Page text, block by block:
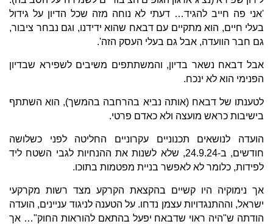
'אני פה חייב להגיד… דעתי לא נוחה מזה שכל הדיון על גידול
בעלי חיים, הוא מתקיים עם דבאח שהוא ידידנו, וגם נבחר ציבור,
גם חבר הוועדה, אבל גם בעלי העסק הזה'.
אבל דבאח נשאר בדיון, והמשתתפים משיבים לשפירא שבדיון
הפנימי הוא לא ינכח.
לטענתו של דבאח (אותה נביא בהרחבה בהמשך), הוא השתתף
בישיבות כראש מועצה ולא כאדם פרטי.
הועדה לנושאים תכנוניים עקרוניים החליטה לפני כשלושה
חודשים, ב-24.9.24, שלא לשנות את ההנחיות לגבי השטח ליד
לפידות, כלומר לא לאפשר בניית מפטמות בתוכו.
אך נימוקיה היו קשיים בהקצאת הקרקע מצד רשות מקרקעי
ישראל, וההתנגדויות עצמן נדחו. על הטענה לניגוד עניינים, הועדה
הודתה ש"היה ראוי שדבאח יפעל בהתאם להוראות החוק"… אך